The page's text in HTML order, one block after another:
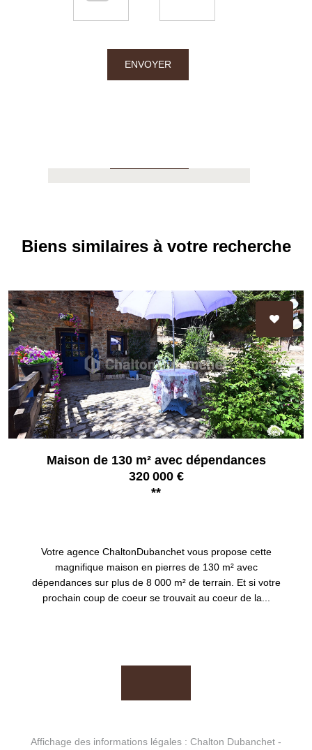
Chalton Dubanchet - Roanne
42300 Roanne
ENVOYER
Biens similaires à votre recherche
Maison de 130 m² avec dépendances
320 000 €
**
Votre agence ChaltonDubanchet vous propose cette
magnifique maison en pierres de 130 m² avec
dépendances sur plus de 8 000 m² de terrain. Et si votre
prochain coup de coeur se trouvait au coeur de la...
Affichage des informations légales : Chalton Dubanchet -